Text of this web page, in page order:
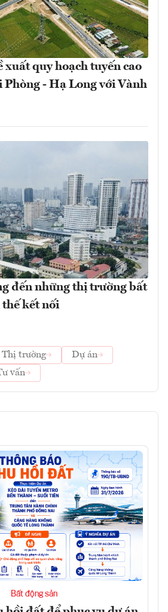
xuất quy hoạch tuyến cao
Phòng - Hạ Long với Vành
đến những thị trường bất
thế kết nối
Thị trường
Dự án
vấn
Bất động sản